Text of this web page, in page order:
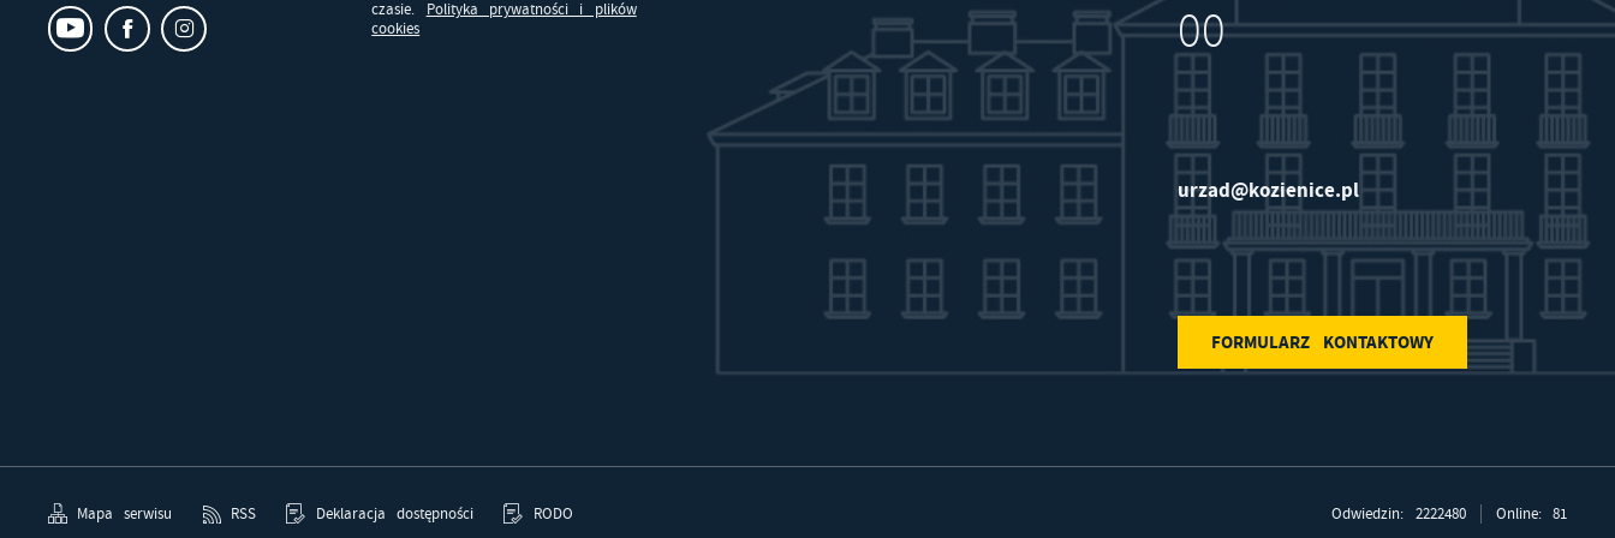
czasie. Polityka prywatności i plików
cookies
00
urzad@kozienice.pl
FORMULARZ KONTAKTOWY
Mapa serwisu RSS Deklaracja dostępności RODO Odwiedzin: 2222480 Online: 81
przeglądanej witryny internetowej. Treści promocyjne mogą pojawić się na stronach
podmiotów trzecich lub firm będących naszymi partnerami oraz innych dostawców
usług. Firmy te działają w charakterze pośredników prezentujących nasze treści w
postaci wiadomości, ofert, komunikatów mediów społecznościowych.